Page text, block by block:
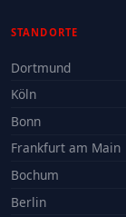
STANDORTE
Dortmund
Köln
Bonn
Frankfurt am Main
Bochum
Berlin